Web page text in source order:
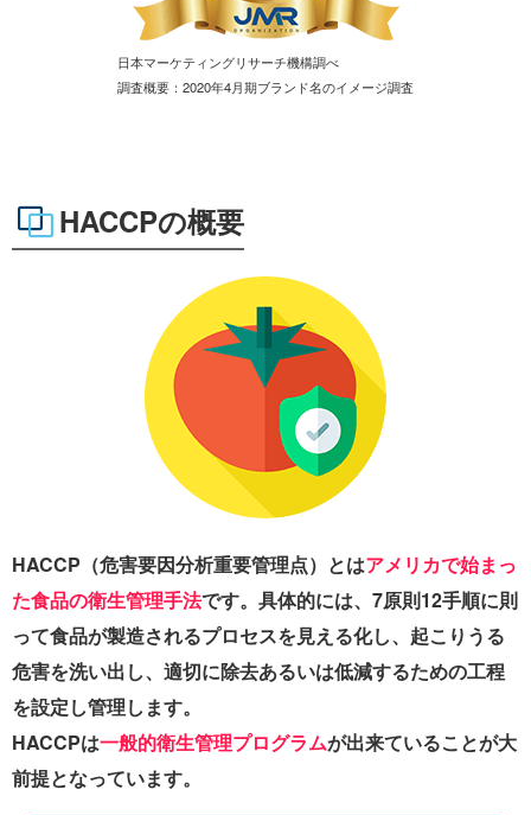
日本マーケティングリサーチ機構調べ
調査概要：2020年4月期ブランド名のイメージ調査
HACCPの概要
HACCP（危害要因分析重要管理点）とはアメリカで始まっ
た食品の衛生管理手法です。具体的には、7原則12手順に則
って食品が製造されるプロセスを見える化し、起こりうる
危害を洗い出し、適切に除去あるいは低減するための工程
を設定し管理します。
HACCPは一般的衛生管理プログラムが出来ていることが大
前提となっています。